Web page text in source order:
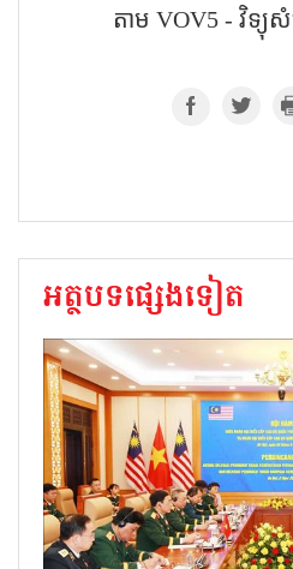
តាម​ VOV5​ - វិទ្
អត្ថបទផ្សេងទៀត